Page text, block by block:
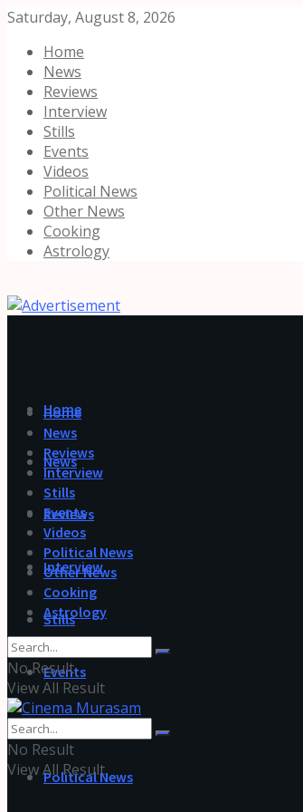
Saturday, August 8, 2026
Home
News
Reviews
Interview
Stills
Events
Videos
Political News
Other News
Cooking
Astrology
Home
News
Reviews
Interview
Stills
Events
Videos
Political News
Home
News
Reviews
Interview
Stills
Events
Videos
Political News
Other News
Cooking
Astrology
No Result
View All Result
No Result
View All Result